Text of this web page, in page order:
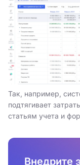
Так, например,
подтягивает
статьям учета и
Внедрите